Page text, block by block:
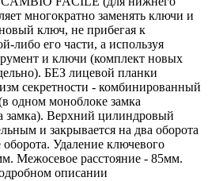
многократно заменять ключи и
ключ, не прибегая к
либо его части, а используя
и ключи (комплект новых
БЕЗ лицевой планки
секретности - комбинированный
одном моноблоке замка
замка). Верхний цилиндровый
и закрывается на два оборота
Удаление ключевого
Межосевое расстояние - 85мм.
описании